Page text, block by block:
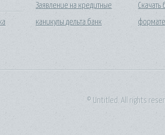
Заявление на кредитные
каникулы дельта банк
Скачать
© Untitled. All rights